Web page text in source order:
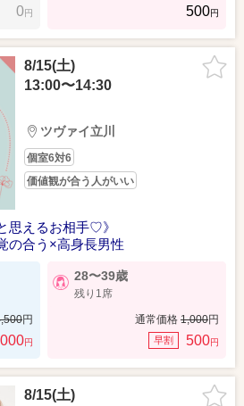
0円 500円
8/15(土)
13:00〜14:30
ツヴァイ立川
個室6対6
価値観が合う人がいい
思えるお相手♡》
の合う×高身長男性
円
円
28〜39歳
残り1席
通常価格 1,000円
早割 500円
8/15(土)